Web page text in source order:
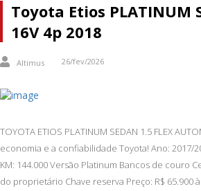
Toyota Etios PLATINUM
16V 4p 2018
Altimus 26/fev/2026
TOYOTA ETIOS PLATINUM SEDAN 1.5 FLEX
economia e a confiabilidade Toyota! Ano: 2017/
KM: 144.000 Versão Platinum Bancos de couro
do proprietário Chave reserva Preço: R$ 65.900